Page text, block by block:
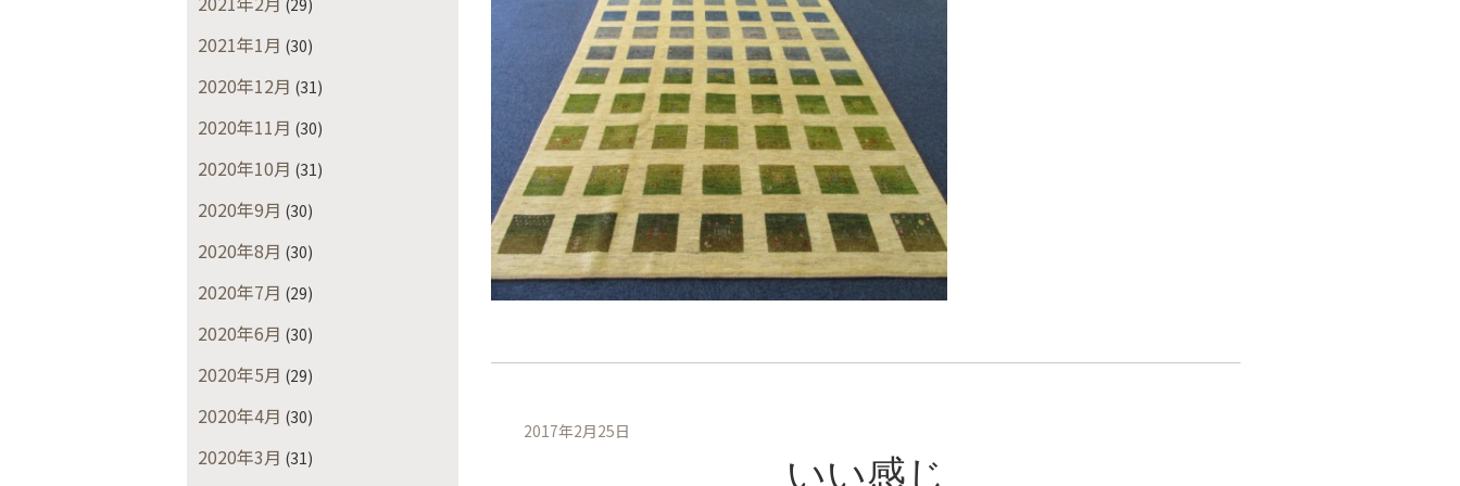
(29)
2021年1月 (30)
2020年12月 (31)
2020年11月 (30)
2020年10月 (31)
2020年9月 (30)
2020年8月 (30)
2020年7月 (29)
2020年6月 (30)
2020年5月 (29)
2020年4月 (30)
2020年3月 (31)
2017年2月25日
いい感じ